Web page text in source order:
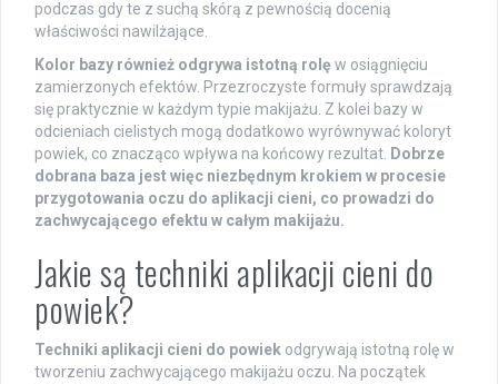
podczas gdy te z suchą skórą z pewnością docenią
właściwości nawilżające.
Kolor bazy również odgrywa istotną rolę w osiągnięciu
zamierzonych efektów. Przezroczyste formuły sprawdzają
się praktycznie w każdym typie makijażu. Z kolei bazy w
odcieniach cielistych mogą dodatkowo wyrównywać koloryt
powiek, co znacząco wpływa na końcowy rezultat. Dobrze
dobrana baza jest więc niezbędnym krokiem w procesie
przygotowania oczu do aplikacji cieni, co prowadzi do
zachwycającego efektu w całym makijażu.
Jakie są techniki aplikacji cieni do
powiek?
Techniki aplikacji cieni do powiek odgrywają istotną rolę w
tworzeniu zachwycającego makijażu oczu. Na początek